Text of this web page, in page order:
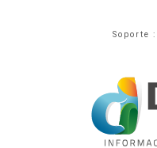
Soporte :